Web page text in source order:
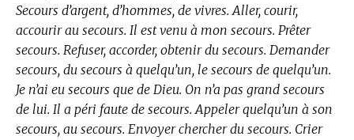
Secours d’argent, d’hommes, de vivres. Aller, courir,
accourir au secours. Il est venu à mon secours. Prêter
secours. Refuser, accorder, obtenir du secours. Demander
secours, du secours à quelqu’un, le secours de quelqu’un.
Je n’ai eu secours que de Dieu. On n’a pas grand secours
de lui. Il a péri faute de secours. Appeler quelqu’un à son
secours, au secours. Envoyer chercher du secours. Crier